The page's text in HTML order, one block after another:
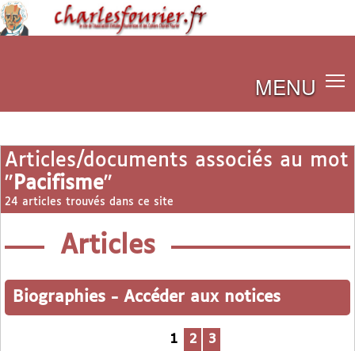
MENU
Articles/documents associés au mot
" Pacifisme"
24 articles trouvés dans ce site
Articles
Biographies - Accéder aux notices
1 2 3